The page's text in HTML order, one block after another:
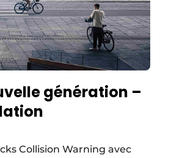
génération –
Collision Warning avec